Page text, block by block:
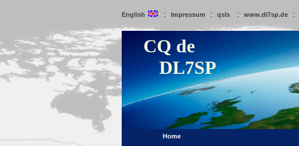
English : Impressum : qsls : www.dl7sp.de :
CQ de
DL7SP
Home